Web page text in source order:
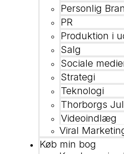
Personlig
PR
Produktion i
Salg
Sociale
Strategi
Teknologi
Thorborgs Jul
Videoindlæg
Viral
Køb min bog